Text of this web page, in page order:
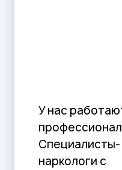
У нас
Специалисты-
наркологи с